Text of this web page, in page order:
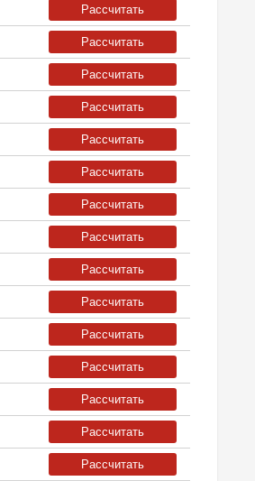
Рассчитать
Рассчитать
Рассчитать
Рассчитать
Рассчитать
Рассчитать
Рассчитать
Рассчитать
Рассчитать
Рассчитать
Рассчитать
Рассчитать
Рассчитать
Рассчитать
Рассчитать